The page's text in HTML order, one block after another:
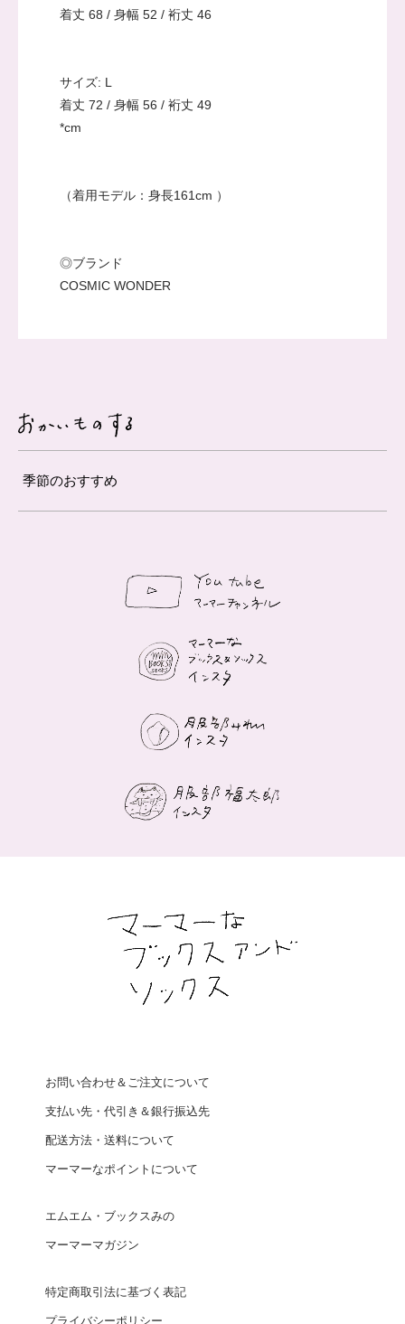
着丈 68 / 身幅 52 / 裄丈 46
サイズ: L
着丈 72 / 身幅 56 / 裄丈 49
*cm
（着用モデル：身長161cm ）
◎ブランド
COSMIC WONDER
季節のおすすめ
お問い合わせ＆ご注文について
支払い先・代引き＆銀行振込先
配送方法・送料について
マーマーなポイントについて
エムエム・ブックスみの
マーマーマガジン
特定商取引法に基づく表記
プライバシーポリシー